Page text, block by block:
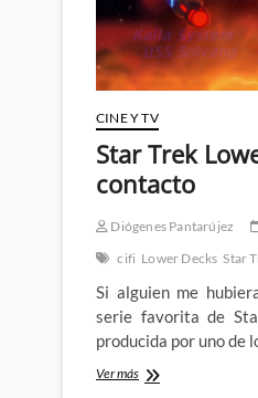
CINE Y TV
Star Trek
contacto
Diógenes Pantarújez
cifi Lower Decks Star
Si alguien me
serie favorita de
producida por uno de
Ver másStar